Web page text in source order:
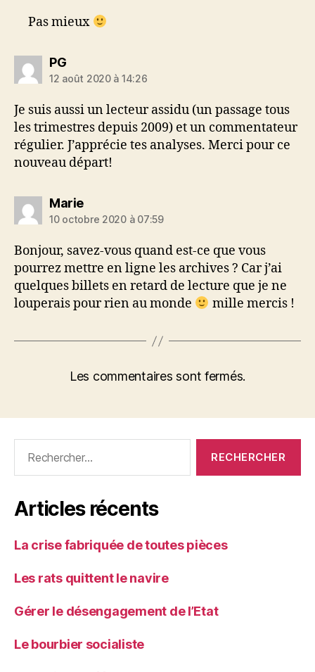
Pas mieux
PGdit :
12 août 2020 à 14:26
Je suis aussi un lecteur assidu (un passage tous
les trimestres depuis 2009) et un commentateur
régulier. J’apprécie tes analyses. Merci pour ce
nouveau départ!
Mariedit :
10 octobre 2020 à 07:59
Bonjour, savez-vous quand est-ce que vous
pourrez mettre en ligne les archives ? Car j’ai
quelques billets en retard de lecture que je ne
louperais pour rien au monde
mille mercis !
Les commentaires sont fermés.
Articles récents
La crise fabriquée de toutes pièces
Les rats quittent le navire
Gérer le désengagement de l’Etat
Le bourbier socialiste